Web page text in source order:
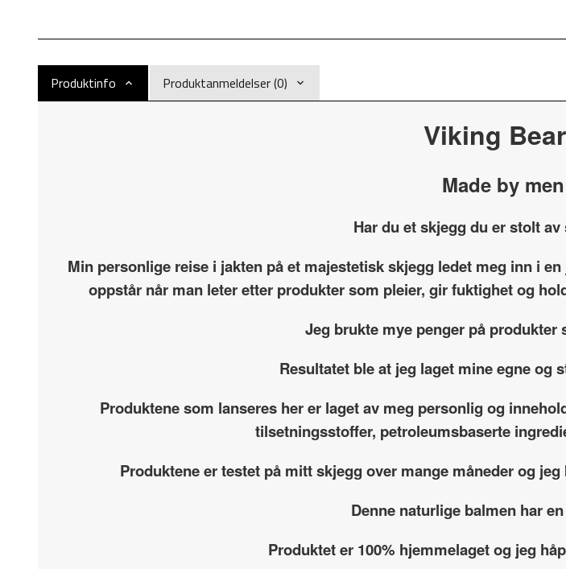
Produktinfo Produktanmeldelser (0)
Viking
Made by
Har du et skjegg du er stolt
Min personlige reise i jakten på et majestetisk skjegg ledet meg inn i
oppstår når man leter etter produkter som pleier, gir fuktighet og
Jeg brukte mye penger på produkter
Resultatet ble at jeg laget mine egne og
Produktene som lanseres her er laget av meg personlig og
tilsetningsstoffer, petroleumsbaserte
Produktene er testet på mitt skjegg over mange måneder og
Denne naturlige balmen har
Produktet er 100% hjemmelaget og jeg